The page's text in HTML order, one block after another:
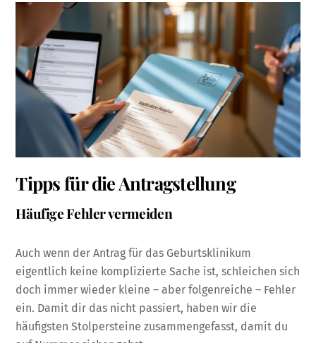
Tipps für die Antragstellung
Häufige Fehler vermeiden
Auch wenn der Antrag für das Geburtsklinikum
eigentlich keine komplizierte Sache ist, schleichen sich
doch immer wieder kleine – aber folgenreiche – Fehler
ein. Damit dir das nicht passiert, haben wir die
häufigsten Stolpersteine zusammengefasst, damit du